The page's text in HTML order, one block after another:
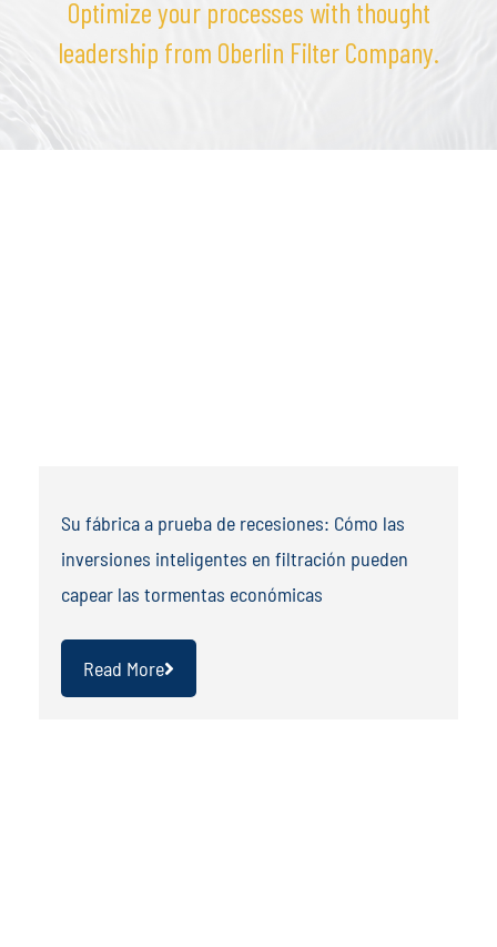
Optimize your processes with thought
leadership from Oberlin Filter Company.
Su fábrica a prueba de recesiones: Cómo las
inversiones inteligentes en filtración pueden
capear las tormentas económicas
Read More